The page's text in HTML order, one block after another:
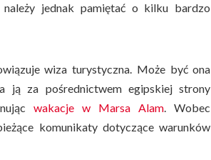
jednak pamiętać o kilku bardzo
wiza turystyczna. Może być ona
ją za pośrednictwem egipskiej strony
wakacje w Marsa Alam. Wobec
komunikaty dotyczące warunków